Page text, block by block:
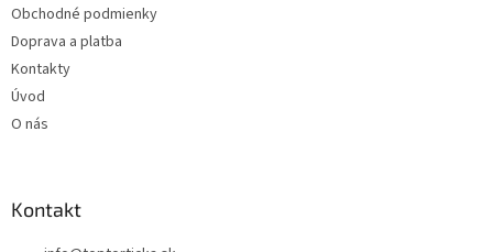
Obchodné podmienky
Doprava a platba
Kontakty
Úvod
O nás
Kontakt